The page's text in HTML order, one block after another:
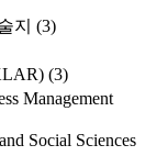
지 (3)
(3)
Management
Social Sciences